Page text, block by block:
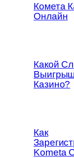
Комета
Онлайн
Какой
Казино?
Как
Kometa